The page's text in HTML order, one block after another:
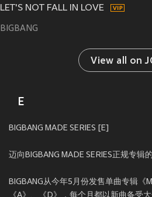
LET'S NOT FALL IN LOVE
BIGBANG
View all on
E
BIGBANG MADE SERIES [E]
迈向BIGBANG MADE SERIES正规专辑
BIGBANG从今年5月份发售单曲专辑《